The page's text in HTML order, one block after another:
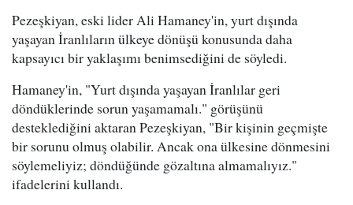
Pezeşkiyan, eski lider Ali Hamaney'in, yurt dışında
yaşayan İranlıların ülkeye dönüşü konusunda daha
kapsayıcı bir yaklaşımı benimsediğini de söyledi.
Hamaney'in, "Yurt dışında yaşayan İranlılar geri
döndüklerinde sorun yaşamamalı." görüşünü
desteklediğini aktaran Pezeşkiyan, "Bir kişinin geçmişte
bir sorunu olmuş olabilir. Ancak ona ülkesine dönmesini
söylemeliyiz; döndüğünde gözaltına almamalıyız."
ifadelerini kullandı.